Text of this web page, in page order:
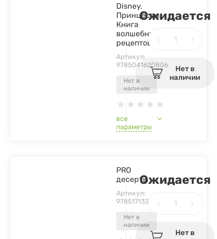
Нет в
наличии
Disney.
Принцессы.
Книга
волшебных
рецептов
Артикул:
9785041620806
все
параметры
Ожидается
Нет в
наличии
Нет в
наличии
PRO
десерты
Артикул:
9785171333508
Ожидается
Нет в